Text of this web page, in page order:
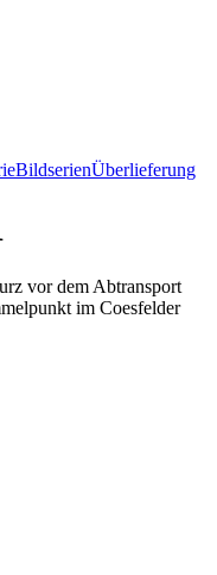
BildserienÜberlieferung
vor dem Abtransport
im Coesfelder